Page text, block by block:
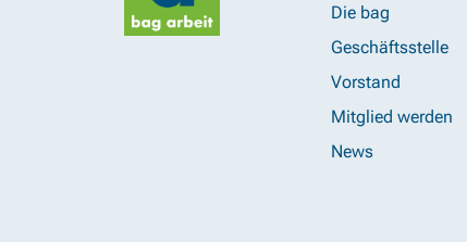
Die bag
Geschäftsstelle
Vorstand
Mitglied werden
News